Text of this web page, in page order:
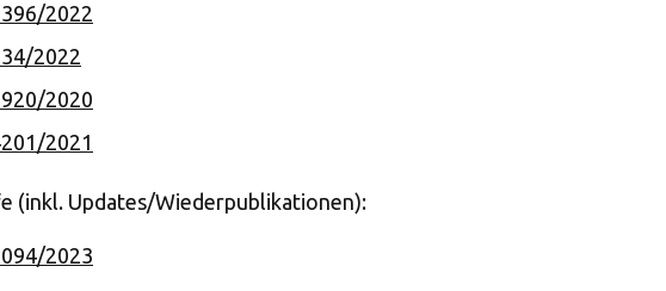
2022
2022
2020
2021
(inkl. Updates/Wiederpublikationen):
2023